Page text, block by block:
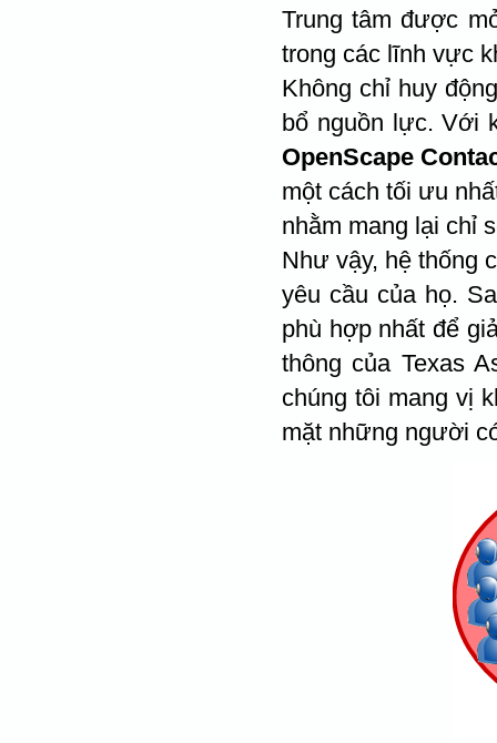
Trung tâm được
trong các lĩnh vực
Không chỉ huy
bổ nguồn lực. Với
OpenScape
một cách tối ưu
nhằm mang lại chỉ
Như vậy, hệ thống
yêu cầu của họ.
phù hợp nhất để
thông của Texas
chúng tôi mang vị
mặt những người